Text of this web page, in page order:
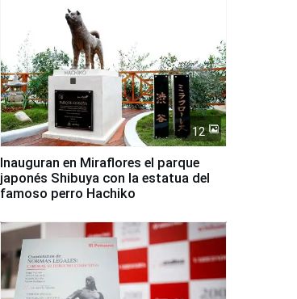
12
Inauguran en Miraflores el parque
japonés Shibuya con la estatua del
famoso perro Hachiko